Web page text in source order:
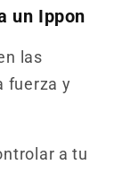
un Ippon
las
y
a tu